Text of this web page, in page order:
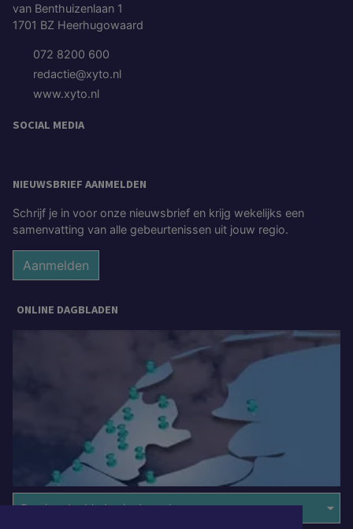
van Benthuizenlaan 1
1701 BZ Heerhugowaard
072 8200 600
redactie@xyto.nl
www.xyto.nl
SOCIAL MEDIA
NIEUWSBRIEF AANMELDEN
Schrijf je in voor onze nieuwsbrief en krijg wekelijks een
samenvatting van alle gebeurtenissen uit jouw regio.
Aanmelden
ONLINE DAGBLADEN
Overige dagbladen in de regio